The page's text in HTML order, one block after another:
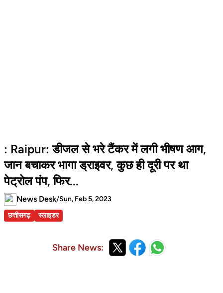
: Raipur: डीजल से भरे टैंकर में लगी भीषण आग,
जान बचाकर भागा ड्राइवर, कुछ ही दूरी पर था
पेट्रोल पंप, फिर...
News Desk/Sun, Feb 5, 2023
छत्तीसगढ़
स्लाइडर
Share News: